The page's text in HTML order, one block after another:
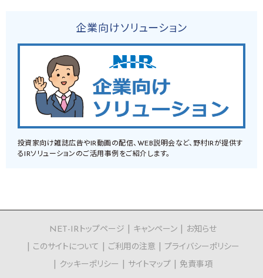
企業向けソリューション
投資家向け雑誌広告やIR動画の配信、WEB説明会など、野村IRが提供す
るIRソリューションのご活用事例をご紹介します。
NET-IRトップページ キャンペーン
お知らせ
このサイトについて
ご利用の注意
プライバシーポリシー
クッキーポリシー
サイトマップ 免責事項